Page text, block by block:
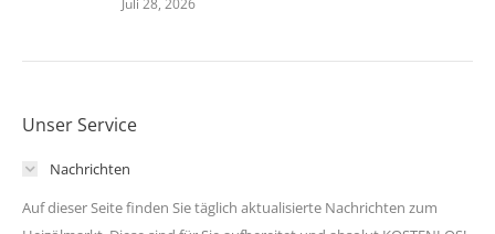
Unser Service
Nachrichten
Auf dieser Seite finden Sie täglich aktualisierte Nachrichten zum